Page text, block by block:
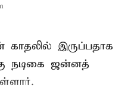
காதலில் இருப்பதாக
நடிகை ஜன்னத்